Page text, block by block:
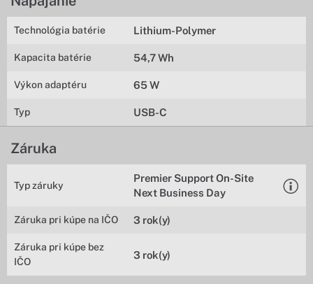
Technológia batérie Lithium-Polymer
Kapacita batérie 54,7 Wh
Výkon adaptéru 65 W
Typ USB-C
Záruka
Typ záruky
Premier Support On-Site
Next Business Day
Záruka pri kúpe na IČO 3 rok(y)
Záruka pri kúpe bez
IČO
3 rok(y)